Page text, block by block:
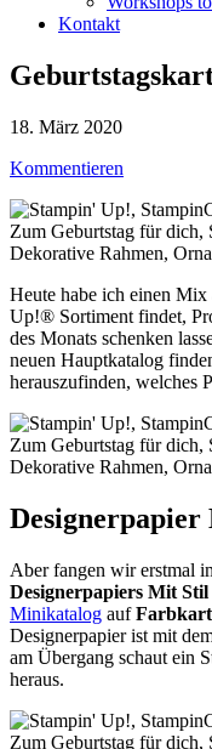
Kontakt
18. März 2020
Kommentieren
Heute habe ich einen Mix
Up!® Sortiment findet,
des Monats schenken
neuen Hauptkatalog
herauszufinden, welches
Aber fangen wir erstmal
Designerpapiers Mit Stil
Minikatalog auf
Designerpapier ist mit
am Übergang schaut ein
heraus.